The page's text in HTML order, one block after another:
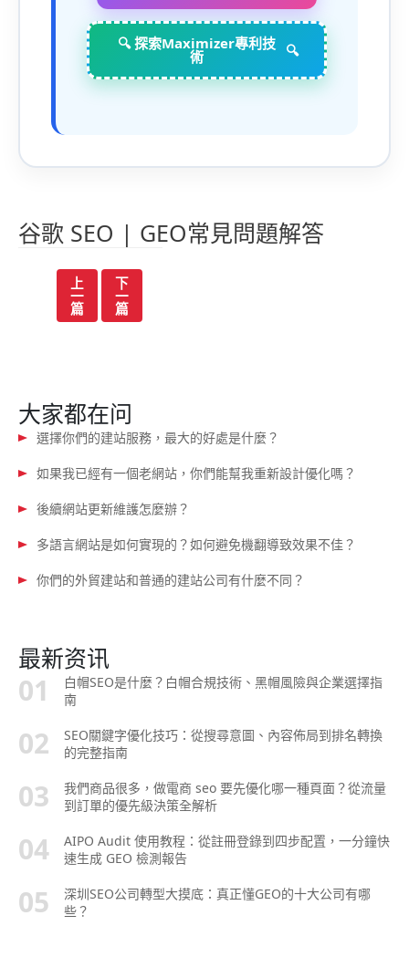
🔍 探索Maximizer專利技
術
谷歌 SEO | GEO常見問題解答
上
一
篇
下
一
篇
大家都在问
選擇你們的建站服務，最大的好處是什麼？
如果我已經有一個老網站，你們能幫我重新設計優化嗎？
後續網站更新維護怎麼辦？
多語言網站是如何實現的？如何避免機翻導致效果不佳？
你們的外貿建站和普通的建站公司有什麼不同？
最新资讯
白帽SEO是什麼？白帽合規技術、黑帽風險與企業選擇指
南
SEO關鍵字優化技巧：從搜尋意圖、內容佈局到排名轉換
的完整指南
我們商品很多，做電商 seo 要先優化哪一種頁面？從流量
到訂單的優先級決策全解析
AIPO Audit 使用教程：從註冊登錄到四步配置，一分鐘快
速生成 GEO 檢測報告
深圳SEO公司轉型大摸底：真正懂GEO的十大公司有哪
些？